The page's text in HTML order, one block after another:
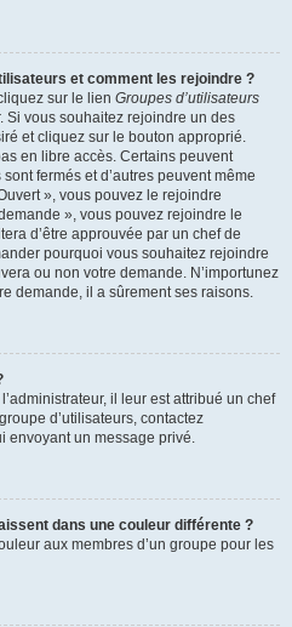
et comment les rejoindre ?
sur le lien Groupes d’utilisateurs
Si vous souhaitez rejoindre un des
et cliquez sur le bouton approprié.
en libre accès. Certains peuvent
fermés et d’autres peuvent même
», vous pouvez le rejoindre
», vous pouvez rejoindre le
d’être approuvée par un chef de
pourquoi vous souhaitez rejoindre
ou non votre demande. N’importunez
demande, il a sûrement ses raisons.
il leur est attribué un chef
d’utilisateurs, contactez
envoyant un message privé.
dans une couleur différente ?
aux membres d’un groupe pour les